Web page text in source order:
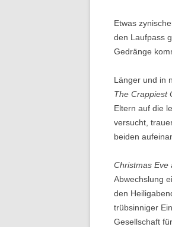
Etwas
den Laufpass
Gedränge
Länger und in
The Crappiest
Eltern auf die
versucht,
beiden
Christmas Eve
Abwechslung
den
trübsinniger
Gesellschaft